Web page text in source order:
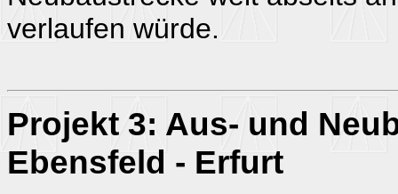
verlaufen würde.
Projekt 3: Aus- und
Ebensfeld - Erfurt